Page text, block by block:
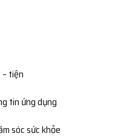
tiện
tin ứng dụng
sóc sức khỏe